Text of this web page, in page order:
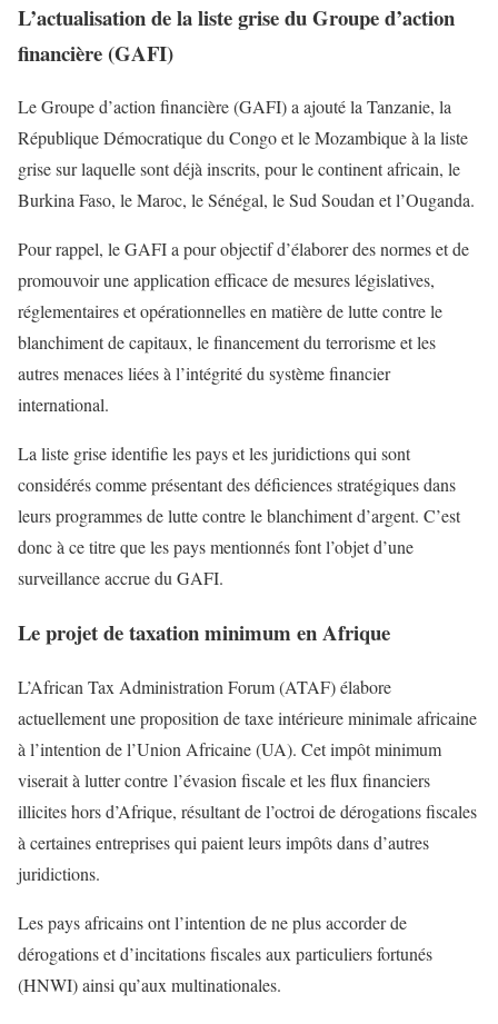
L’actualisation de la liste grise du Groupe d’action
financière (GAFI)
Le Groupe d’action financière (GAFI) a ajouté la Tanzanie, la
République Démocratique du Congo et le Mozambique à la liste
grise sur laquelle sont déjà inscrits, pour le continent africain, le
Burkina Faso, le Maroc, le Sénégal, le Sud Soudan et l’Ouganda.
Pour rappel, le GAFI a pour objectif d’élaborer des normes et de
promouvoir une application efficace de mesures législatives,
réglementaires et opérationnelles en matière de lutte contre le
blanchiment de capitaux, le financement du terrorisme et les
autres menaces liées à l’intégrité du système financier
international.
La liste grise identifie les pays et les juridictions qui sont
considérés comme présentant des déficiences stratégiques dans
leurs programmes de lutte contre le blanchiment d’argent. C’est
donc à ce titre que les pays mentionnés font l’objet d’une
surveillance accrue du GAFI.
Le projet de taxation minimum en Afrique
L’African Tax Administration Forum (ATAF) élabore
actuellement une proposition de taxe intérieure minimale africaine
à l’intention de l’Union Africaine (UA). Cet impôt minimum
viserait à lutter contre l’évasion fiscale et les flux financiers
illicites hors d’Afrique, résultant de l’octroi de dérogations fiscales
à certaines entreprises qui paient leurs impôts dans d’autres
juridictions.
Les pays africains ont l’intention de ne plus accorder de
dérogations et d’incitations fiscales aux particuliers fortunés
(HNWI) ainsi qu’aux multinationales.